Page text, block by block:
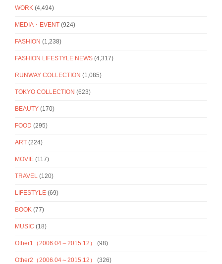
WORK (4,494)
MEDIA・EVENT (924)
FASHION (1,238)
FASHION LIFESTYLE NEWS (4,317)
RUNWAY COLLECTION (1,085)
TOKYO COLLECTION (623)
BEAUTY (170)
FOOD (295)
ART (224)
MOVIE (117)
TRAVEL (120)
LIFESTYLE (69)
BOOK (77)
MUSIC (18)
Other1（2006.04～2015.12） (98)
Other2（2006.04～2015.12） (326)